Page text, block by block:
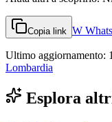
Copia link W
Ultimo aggiornamento:
Lombardia
Esplora